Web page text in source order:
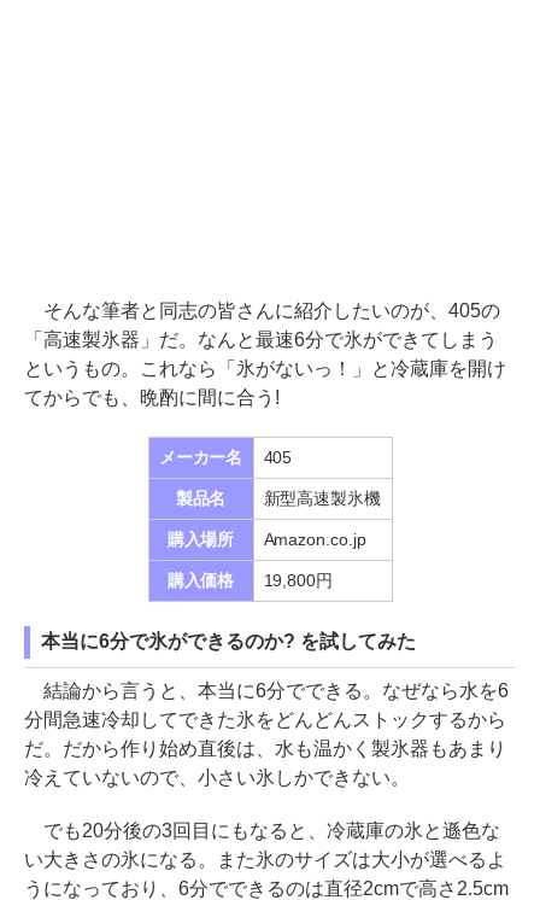
そんな筆者と同志の皆さんに紹介したいのが、405の
「高速製氷器」だ。なんと最速6分で氷ができてしまう
というもの。これなら「氷がないっ！」と冷蔵庫を開け
てからでも、晩酌に間に合う!
メーカー名 405
製品名 新型高速製氷機
購入場所 Amazon.co.jp
購入価格 19,800円
本当に6分で氷ができるのか? を試してみた
結論から言うと、本当に6分でできる。なぜなら水を6
分間急速冷却してできた氷をどんどんストックするから
だ。だから作り始め直後は、水も温かく製氷器もあまり
冷えていないので、小さい氷しかできない。
でも20分後の3回目にもなると、冷蔵庫の氷と遜色な
い大きさの氷になる。また氷のサイズは大小が選べるよ
うになっており、6分でできるのは直径2cmで高さ2.5cm